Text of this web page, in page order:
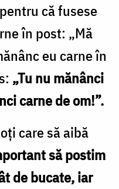
că fusese
în post: „Mă
eu carne în
„Tu nu mănânci
carne de om!”.
care să aibă
să postim
de bucate, iar